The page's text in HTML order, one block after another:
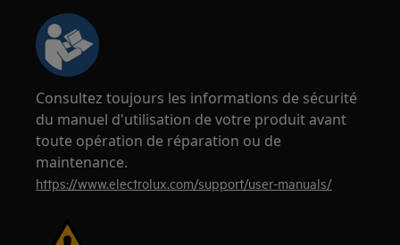
Consultez toujours les informations de sécurité
du manuel d'utilisation de votre produit avant
toute opération de réparation ou de
maintenance.
https://www.electrolux.com/support/user-manuals/